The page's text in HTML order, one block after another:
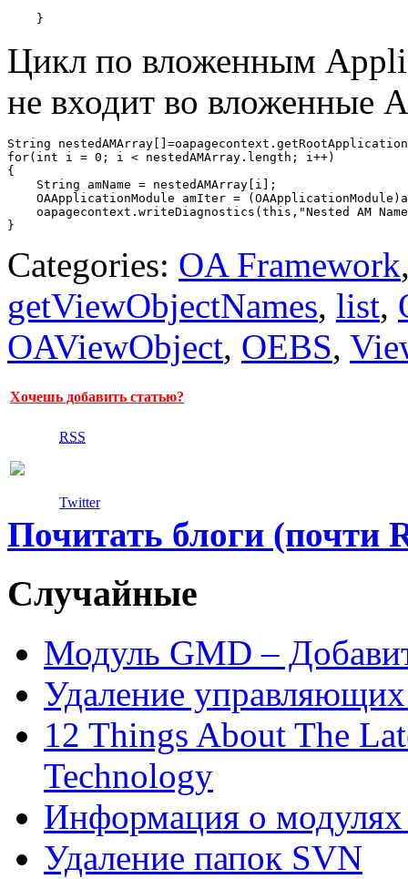
Цикл по вложенным
не входит во вложенные
String
for(int i = 0; i < nestedAMArray.length; i++)
{
    String amName = nestedAMArray[i];
OAApplicationModule amIter =
oapagecontext.writeDiagnostics(this,"Nested AM
Categories: OA Framework
getViewObjectNames, list,
OAViewObject, OEBS,
Хочешь добавить статью?
RSS
Twitter
Почитать блоги (почти
Случайные
Модуль GMD –
Удаление
12 Things About The
Technology
Информация о
Удаление папок SVN